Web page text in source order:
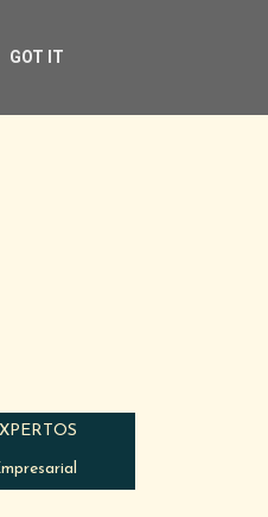
GOT IT